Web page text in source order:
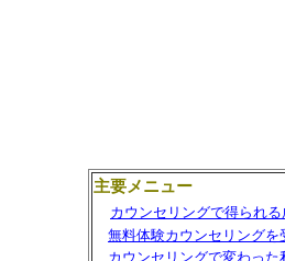
主要メニュー
カウンセリングで得られる
無料体験カウンセリングを
カウンセリングで変わった